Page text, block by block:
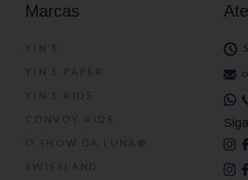
Marcas
YIN’S
YIN’S PAPER
YIN’S KIDS
CONVOY KIDS
O SHOW DA LUNA®
SWISSLAND